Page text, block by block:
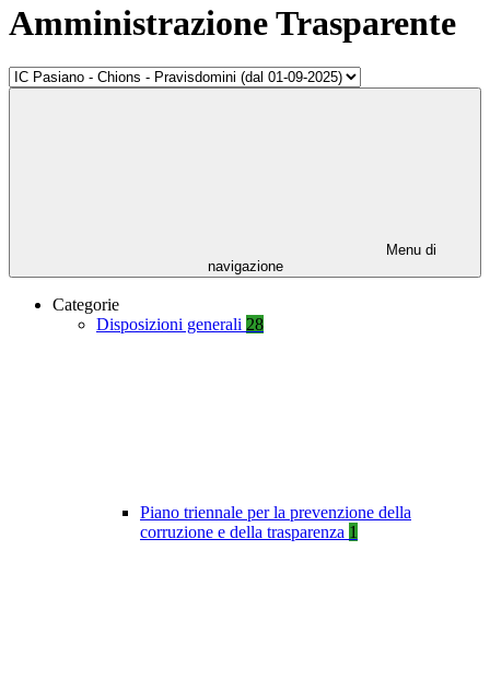
Amministrazione Trasparente
Menu di
navigazione
Categorie
Disposizioni generali 28
Piano triennale per la prevenzione della
corruzione e della trasparenza 1